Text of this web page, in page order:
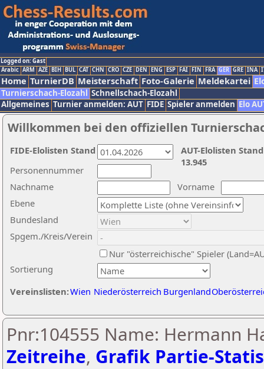
Logged on: Gast
Arabic ARM AZE BIH BUL CAT CHN CRO CZE DEN ENG ESP FAI FIN FRA GER GRE INA
Home TurnierDB Meisterschaft Foto-Galerie Meldekartei
Turnierschach-Elozahl Schnellschach-Elozahl
Allgemeines Turnier anmelden: AUT FIDE Spieler anmelden Elo
Willkommen bei den offiziellen
Nachname
Vorname
Ebene
Sortierung
Personennummer
Bundesland
Spgem./Kreis/Verein
Nur "österreichische" Spieler
Vereinslisten:Wien Niederösterreich Burgenland
AUT-Elolisten
13.945
FIDE-Elolisten Stand
Pnr:104555 Name: Hermann
Zeitreihe, Grafik Partie-